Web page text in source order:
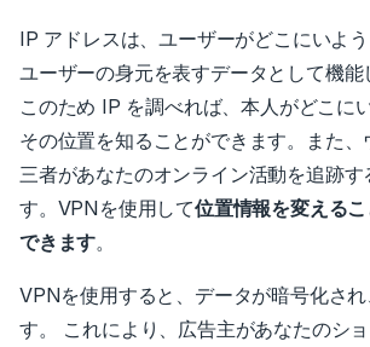
IP アドレスは、ユーザーがどこにいよ
ユーザーの身元を表すデータとして機能
このため IP を調べれば、本人がどこに
その位置を知ることができます。また
三者があなたのオンライン活動を追跡す
す。 VPNを使用して位置情報を変える
できます。
VPNを使用すると、データが暗号化さ
す。 これにより、広告主があなたのシ